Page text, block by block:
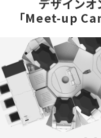
「Meet-up